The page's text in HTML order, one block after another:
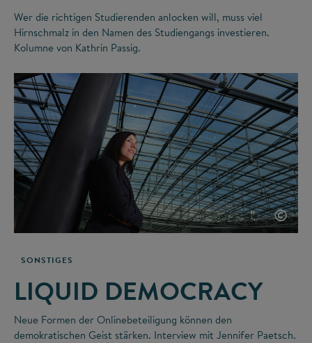
Wer die richtigen Studierenden anlocken will, muss viel
Hirnschmalz in den Namen des Studiengangs investieren.
Kolumne von Kathrin Passig.
©
SONSTIGES
LIQUID DEMOCRACY
Neue Formen der Onlinebeteiligung können den
demokratischen Geist stärken. Interview mit Jennifer Paetsch.